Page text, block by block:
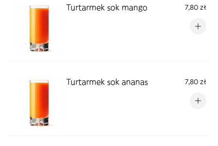
Turtarmek sok mango 7,80 zł
Turtarmek sok ananas 7,80 zł